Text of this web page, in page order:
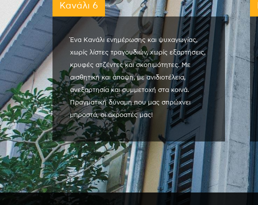
Κανάλι 6
Ένα Κανάλι ενημέρωσης και ψυχαγωγίας,
χωρίς λίστες τραγουδιών, χωρίς εξαρτήσεις,
κρυφές ατζέντες και σκοπιμότητες. Με
αισθητική και άποψη, με ανιδιοτέλεια,
ανεξαρτησία και συμμετοχή στα κοινά.
Πραγματική δύναμη που μας σπρώχνει
μπροστά, οι ακροατές μας!